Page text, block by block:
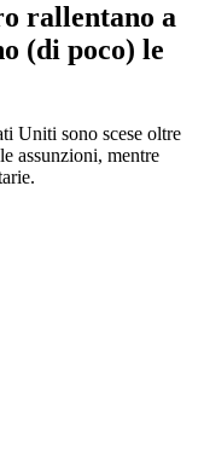
rallentano a
(di poco) le
Uniti sono scese oltre
assunzioni, mentre